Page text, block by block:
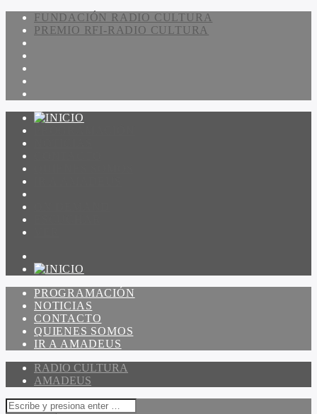
FUNDACIÓN RADIO CULTURA
PREMIO RFI-RADIO CULTURA
PROGRAMACIÓN
NOTICIAS
CONTACTO
QUIENES SOMOS
IR A AMADEUS
RADIO CULTURA
AMADEUS